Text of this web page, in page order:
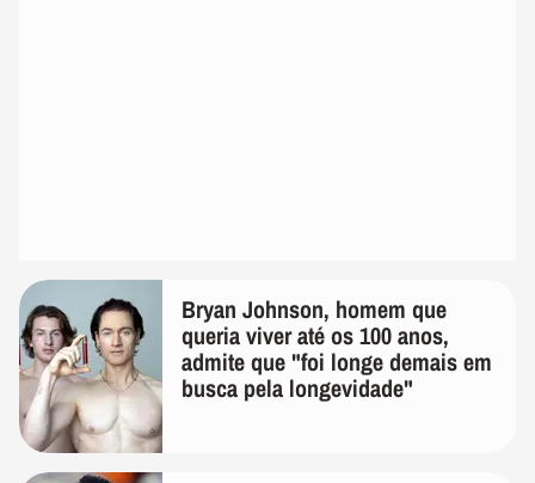
Bryan Johnson, homem que
queria viver até os 100 anos,
admite que "foi longe demais em
busca pela longevidade"